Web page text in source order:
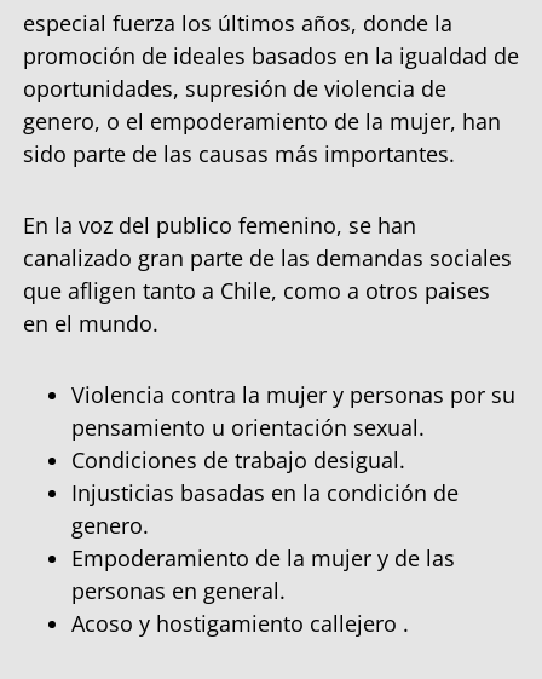
especial fuerza los últimos años, donde la
promoción de ideales basados en la igualdad de
oportunidades, supresión de violencia de
genero, o el empoderamiento de la mujer, han
sido parte de las causas más importantes.
En la voz del publico femenino, se han
canalizado gran parte de las demandas sociales
que afligen tanto a Chile, como a otros paises
en el mundo.
Violencia contra la mujer y personas por su
pensamiento u orientación sexual.
Condiciones de trabajo desigual.
Injusticias basadas en la condición de
genero.
Empoderamiento de la mujer y de las
personas en general.
Acoso y hostigamiento callejero .